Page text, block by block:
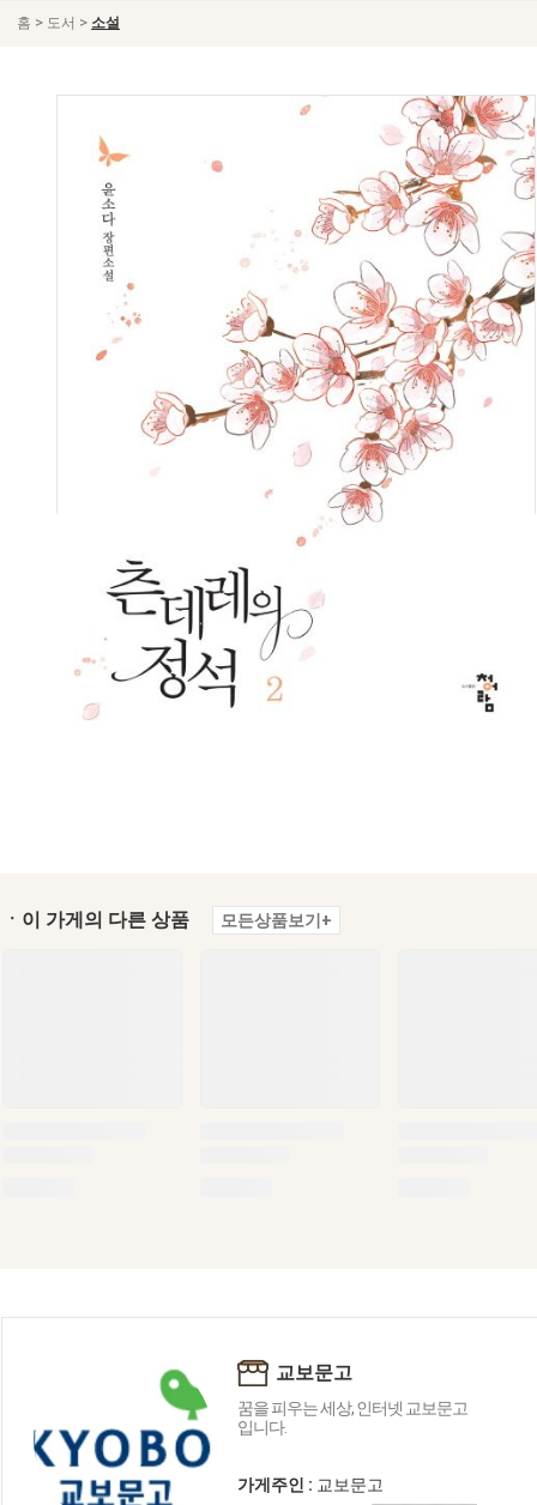
홈 > 도서 > 소설
ㆍ이 가게의 다른 상품 모든상품보기+
교보문고
꿈을 피우는 세상, 인터넷 교보문고
입니다.
가게주인 : 교보문고